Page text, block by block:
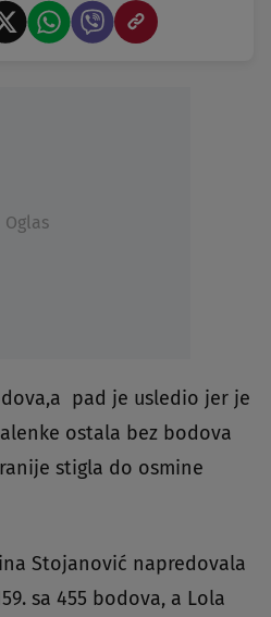
Oglas
pad je usledio jer je
ostala bez bodova
stigla do osmine
Stojanović napredovala
sa 455 bodova, a Lola